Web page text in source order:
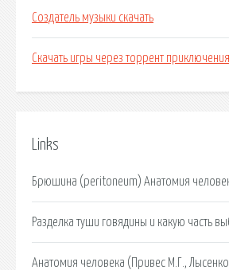
Создатель музыки скачать
Скачать игры через торрент приключения
Links
Брюшина (peritoneum) Анатомия
Разделка туши говядины и какую часть
Анатомия человека (Привес М.Г.,